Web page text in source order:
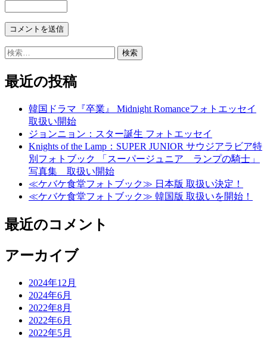
検
最近の投稿
韓国ドラマ『卒業』 Midnight Romanceフォトエッセイ
取扱い開始
ジョンニョン：スター誕生 フォトエッセイ
Knights of the Lamp：SUPER JUNIOR サウジアラビア特
別フォトブック 「スーパージュニア ランプの騎士」
写真集 取扱い開始
≪ケバケ食堂フォトブック≫ 日本版 取扱い決定！
≪ケバケ食堂フォトブック≫ 韓国版 取扱いを開始！
最近のコメント
アーカイブ
2024年12月
2024年6月
2022年8月
2022年6月
2022年5月